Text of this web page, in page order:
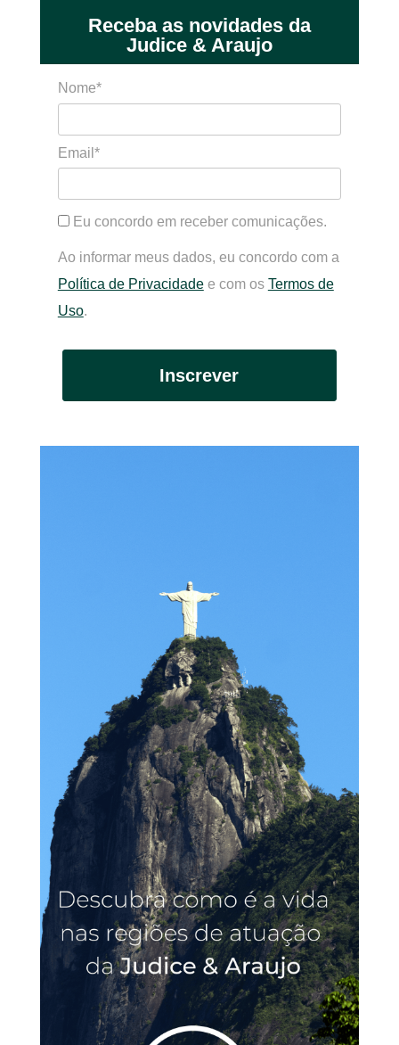
Receba as novidades da
Judice & Araujo
Nome*
Email*
Eu concordo em receber comunicações.
Ao informar meus dados, eu concordo com a
Política de Privacidadee com os Termos de
Uso.
Inscrever